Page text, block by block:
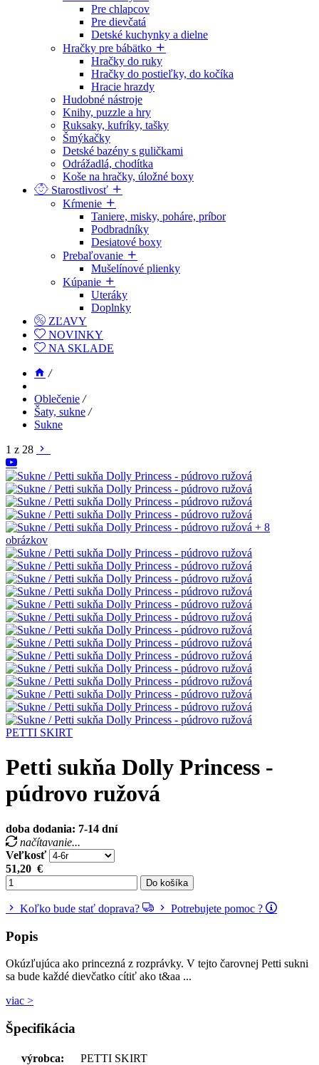
Pre chlapcov
Pre dievčatá
Detské kuchynky a dielne
Hračky pre bábätko
Hračky do ruky
Hračky do postieľky, do kočíka
Hracie hrazdy
Hudobné nástroje
Knihy, puzzle a hry
Ruksaky, kufríky, tašky
Šmýkačky
Detské bazény s guličkami
Odrážadlá, chodítka
Koše na hračky, úložné boxy
Starostlivosť
Kŕmenie
Taniere, misky, poháre, príbor
Podbradníky
Desiatové boxy
Prebaľovanie
Mušelínové plienky
Kúpanie
Uteráky
Doplnky
ZĽAVY
NOVINKY
NA SKLADE
/
Oblečenie /
Šaty, sukne /
Sukne
1 z 28
+ 8
obrázkov
PETTI SKIRT
Petti sukňa Dolly Princess -
púdrovo ružová
doba dodania: 7-14 dní
načítavanie...
Veľkosť
51,20 €
Do košíka
Koľko bude stať doprava? Potrebujete pomoc ?
Popis
Okúzľujúca ako princezná z rozprávky. V tejto čarovnej Petti sukni
sa bude každé dievčatko cítiť ako t&aa ...
viac >
Špecifikácia
výrobca:
PETTI SKIRT